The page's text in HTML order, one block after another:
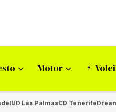
Motor
UD Las PalmasCD Tenerife